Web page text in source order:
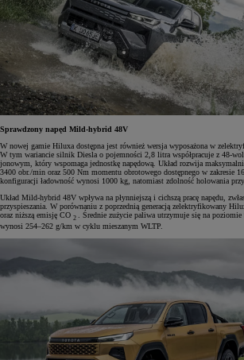
Sprawdzony napęd Mild-hybrid 48V
W nowej gamie Hiluxa dostępna jest również wersja wyposażona w
W tym wariancie silnik Diesla o pojemności 2,8 litra współpracuje z 48-
jonowym, który wspomaga jednostkę napędową. Układ rozwija
3400 obr./min oraz 500 Nm momentu obrotowego dostępnego w zakresie
konfiguracji ładowność wynosi 1000 kg, natomiast zdolność holowania
Układ Mild-hybrid 48V wpływa na płynniejszą i cichszą pracę napędu,
przyspieszania. W porównaniu z poprzednią generacją zelektryfikowany
oraz niższą emisję CO 2 . Średnie zużycie paliwa utrzymuje się na
wynosi 254–262 g/km w cyklu mieszanym WLTP.